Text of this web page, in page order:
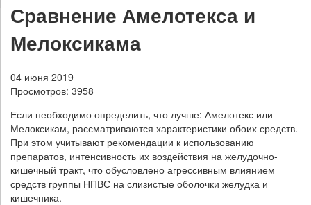
Сравнение Амелотекса и
Мелоксикама
04 июня 2019
Просмотров: 3958
Если необходимо определить, что лучше: Амелотекс или
Мелоксикам, рассматриваются характеристики обоих средств.
При этом учитывают рекомендации к использованию
препаратов, интенсивность их воздействия на желудочно-
кишечный тракт, что обусловлено агрессивным влиянием
средств группы НПВС на слизистые оболочки желудка и
кишечника.